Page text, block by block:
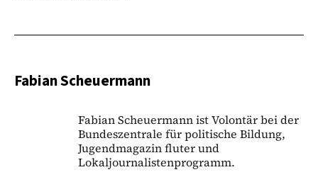
Fabian Scheuermann
Fabian Scheuermann ist Volontär bei der
Bundeszentrale für politische Bildung,
Jugendmagazin fluter und
Lokaljournalistenprogramm.